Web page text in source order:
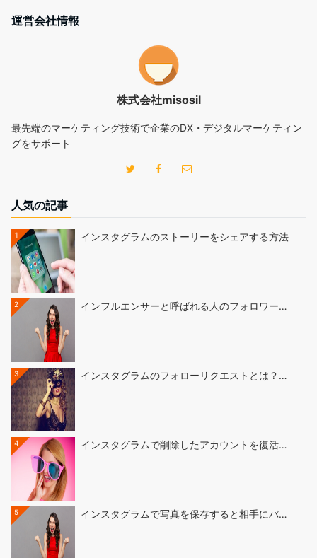
運営会社情報
株式会社misosil
最先端のマーケティング技術で企業のDX・デジタルマーケティン
グをサポート
人気の記事
1 インスタグラムのストーリーをシェアする方法
2 インフルエンサーと呼ばれる人のフォロワー…
3 インスタグラムのフォローリクエストとは？…
4 インスタグラムで削除したアカウントを復活…
5 インスタグラムで写真を保存すると相手にバ…